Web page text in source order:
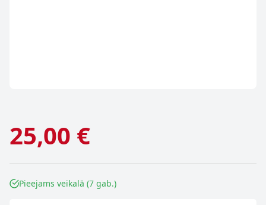
25,00 €
Pieejams veikalā (7 gab.)